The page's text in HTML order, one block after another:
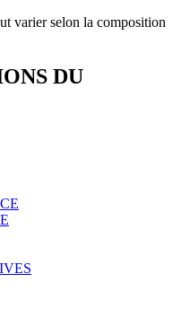
varier selon la composition
DU